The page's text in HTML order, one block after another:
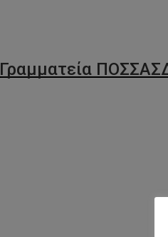
Γραμματεία